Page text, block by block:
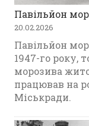
Павільйон
20.02.2026
Павільйон
1947-го року,
морозива
працював на
Міськради.